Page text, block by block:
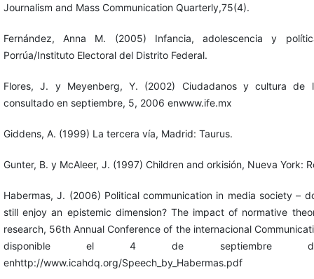
Journalism and Mass Communication Quarterly,75(4).
Fernández, Anna M. (2005) Infancia, adolescencia y
Porrúa/Instituto Electoral del Distrito Federal.
Flores, J. y Meyenberg, Y. (2002) Ciudadanos y cultura de
consultado en septiembre, 5, 2006 enwww.ife.mx
Giddens, A. (1999) La tercera vía, Madrid: Taurus.
Gunter, B. y McAleer, J. (1997) Children and orkisión, Nueva York:
Habermas, J. (2006) Political communication in media society –
still enjoy an epistemic dimension? The impact of normative
research, 56th Annual Conference of the internacional
disponible el 4 de septiembre
enhttp://www.icahdq.org/Speech_by_Habermas.pdf